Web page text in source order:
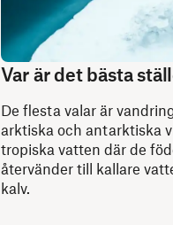
Var är det bästa
De flesta valar är
arktiska och antarktiska
tropiska vatten där de
återvänder till kallare
kalv.